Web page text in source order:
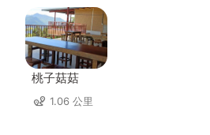
桃子菇菇
1.06 公里